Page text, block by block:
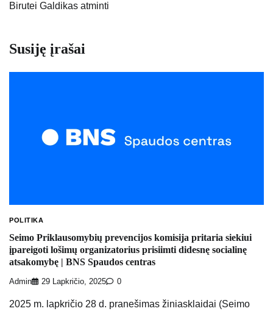
Birutei Galdikas atminti
Susiję įrašai
POLITIKA
Seimo Priklausomybių prevencijos komisija pritaria siekiui
įpareigoti lošimų organizatorius prisiimti didesnę socialinę
atsakomybę | BNS Spaudos centras
Admin 29 Lapkričio, 2025 0
2025 m. lapkričio 28 d. pranešimas žiniasklaidai (Seimo